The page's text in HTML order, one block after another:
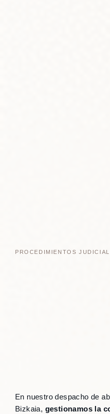
PROCEDIMIENTOS
En nuestro despacho de
Bizkaia, gestionamos la